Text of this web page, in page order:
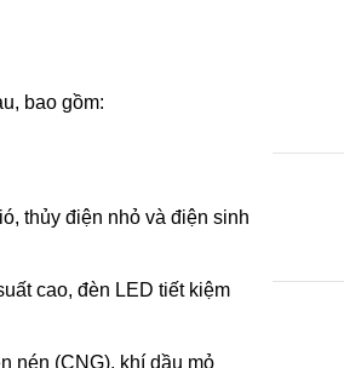
bao gồm:
thủy điện nhỏ và điện sinh
cao, đèn LED tiết kiệm
nén (CNG), khí dầu mỏ